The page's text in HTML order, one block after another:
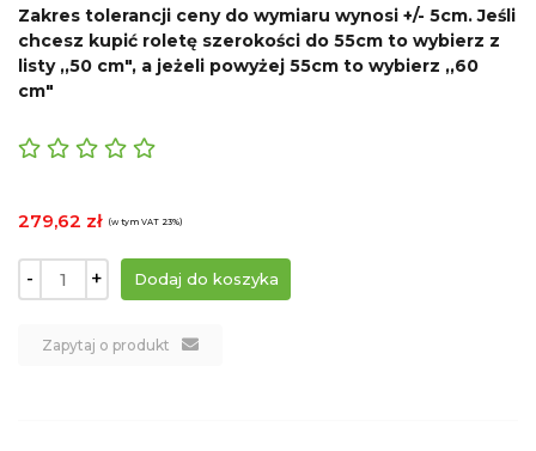
Zakres tolerancji ceny do wymiaru wynosi +/- 5cm. Jeśli
chcesz kupić roletę szerokości do 55cm to wybierz z
listy ,,50 cm", a jeżeli powyżej 55cm to wybierz ,,60
cm"
279,62 zł (w tym VAT 23%)
- +
Zapytaj o produkt